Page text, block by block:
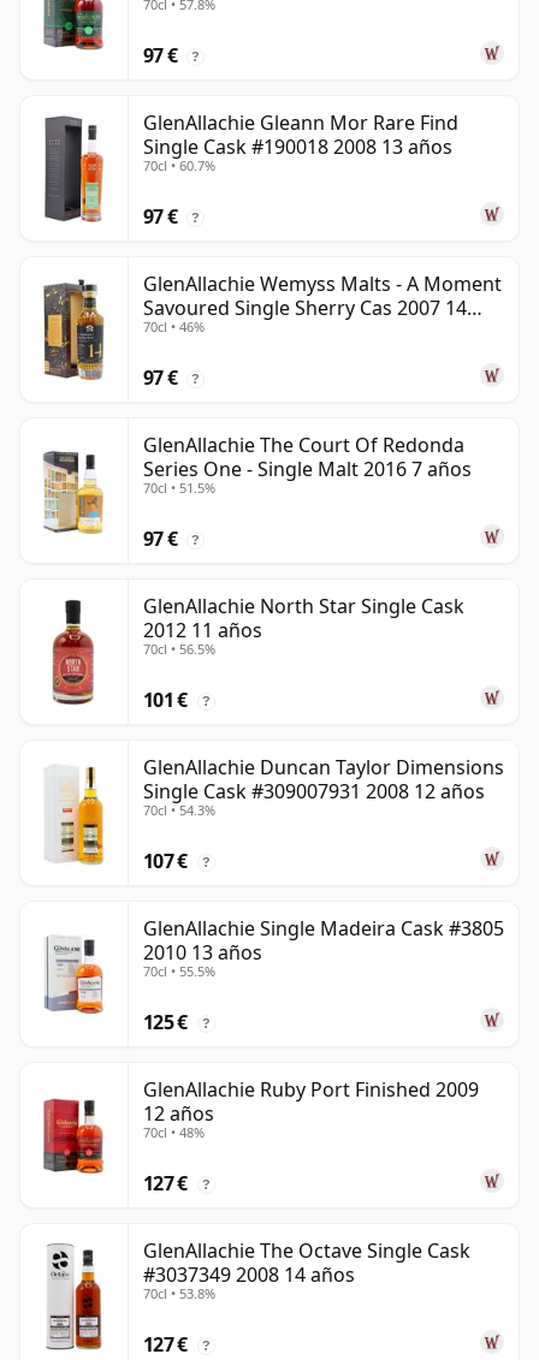
70cl • 57.8%
97 € ?
GlenAllachie Gleann Mor Rare Find
Single Cask #190018 2008 13 años
70cl • 60.7%
97 € ?
GlenAllachie Wemyss Malts - A Moment
Savoured Single Sherry Cas 2007 14
años
70cl • 46%
97 € ?
GlenAllachie The Court Of Redonda
Series One - Single Malt 2016 7 años
70cl • 51.5%
97 € ?
GlenAllachie North Star Single Cask
2012 11 años
70cl • 56.5%
101 € ?
GlenAllachie Duncan Taylor Dimensions
Single Cask #309007931 2008 12 años
70cl • 54.3%
107 € ?
GlenAllachie Single Madeira Cask #3805
2010 13 años
70cl • 55.5%
125 € ?
GlenAllachie Ruby Port Finished 2009
12 años
70cl • 48%
127 € ?
GlenAllachie The Octave Single Cask
#3037349 2008 14 años
70cl • 53.8%
127 € ?